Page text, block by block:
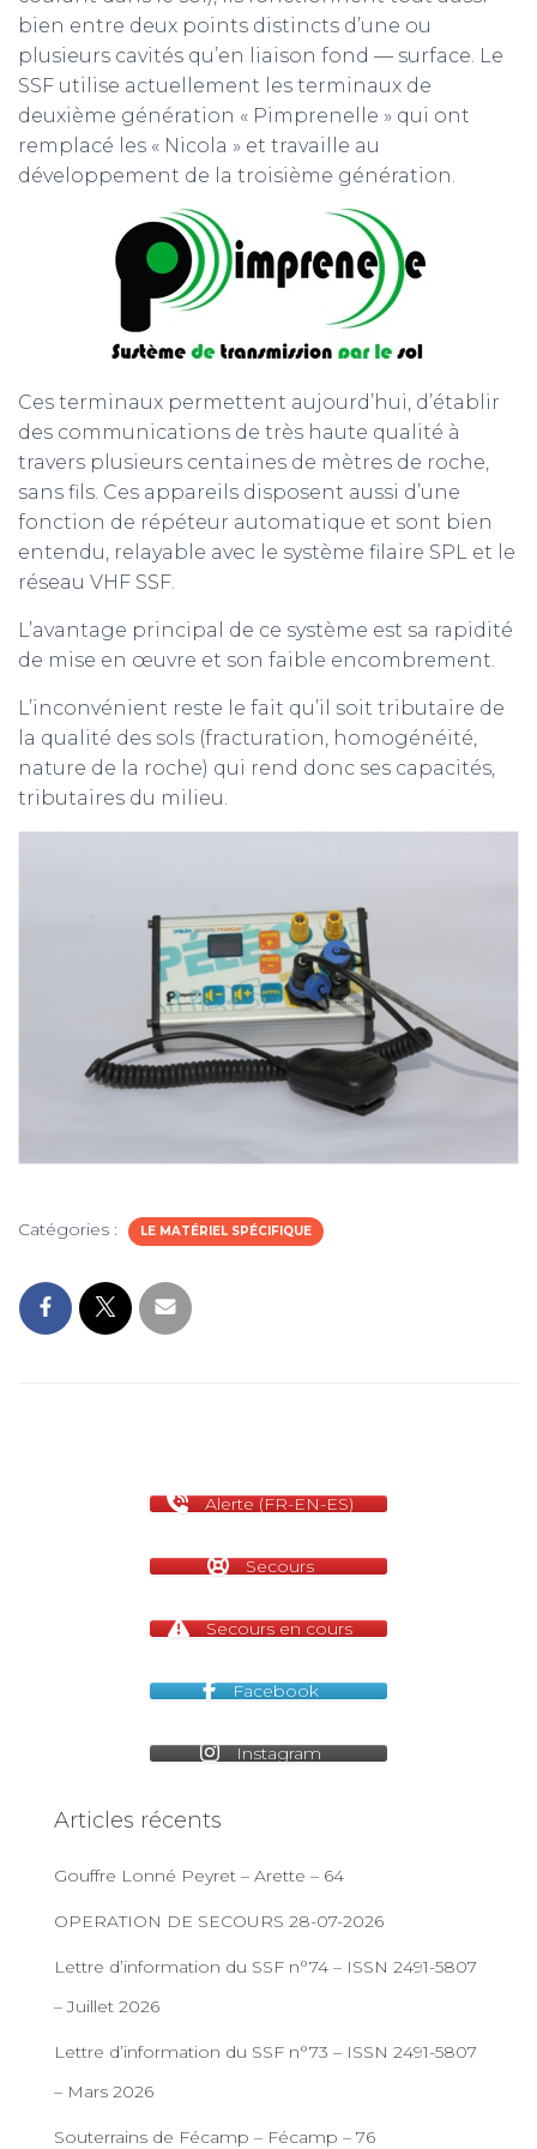
m
bien entre deux points distincts d’une ou
plusieurs cavités qu’en liaison fond — surface. Le
SSF utilise actuellement les terminaux de
deuxième génération « Pimprenelle » qui ont
remplacé les « Nicola » et travaille au
développement de la troisième génération.
Ces terminaux permettent aujourd’hui, d’établir
des communications de très haute qualité à
travers plusieurs centaines de mètres de roche,
sans fils. Ces appareils disposent aussi d’une
fonction de répéteur automatique et sont bien
entendu, relayable avec le système filaire SPL et le
réseau VHF SSF.
L’avantage principal de ce système est sa rapidité
de mise en œuvre et son faible encombrement.
L’inconvénient reste le fait qu’il soit tributaire de
la qualité des sols (fracturation, homogénéité,
nature de la roche) qui rend donc ses capacités,
tributaires du milieu.
Catégories : LE MATÉRIEL SPÉCIFIQUE
Alerte (FR-EN-ES)
Secours
Secours en cours
Facebook
Instagram
Articles récents
Gouffre Lonné Peyret – Arette – 64
OPERATION DE SECOURS 28-07-2026
Lettre d’information du SSF n°74 – ISSN 2491-5807
– Juillet 2026
Lettre d’information du SSF n°73 – ISSN 2491-5807
– Mars 2026
Souterrains de Fécamp – Fécamp – 76